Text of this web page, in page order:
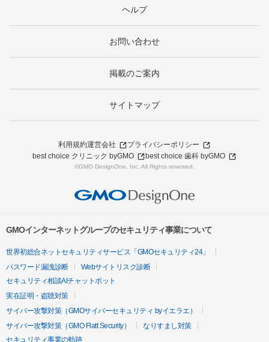
ヘルプ
お問い合わせ
掲載のご案内
サイトマップ
利用規約運営会社
プライバシーポリシー
best choice クリニック byGMO
best choice 歯科 byGMO
©GMO DesignOne, Inc. All Rights reserved.
GMOインターネットグループのセキュリティ事業について
世界初総合ネットセキュリティサービス「GMOセキュリティ24」
パスワード漏洩診断
Webサイトリスク診断
セキュリティ相談AIチャットボット
実在証明・盗聴対策
サイバー攻撃対策（GMOサイバーセキュリティ byイエラエ）
サイバー攻撃対策（GMO Flatt Security）
なりすまし対策
セキュリティ事業の軌跡